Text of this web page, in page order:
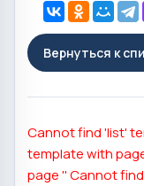
Вернуться к
Cannot find 'list'
template with
page ''Cannot